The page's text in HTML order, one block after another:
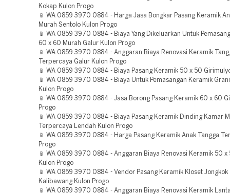
Kokap Kulon Progo
📱 WA 0859 3970 0884 - Harga Jasa Bongkar Pasang Keramik
Murah Sentolo Kulon Progo
📱 WA 0859 3970 0884 - Biaya Yang Dikeluarkan Untuk
60 x 60 Murah Galur Kulon Progo
📱 WA 0859 3970 0884 - Anggaran Biaya Renovasi Keramik
Terpercaya Galur Kulon Progo
📱 WA 0859 3970 0884 - Biaya Pasang Keramik 50 x 50
📱 WA 0859 3970 0884 - Biaya Untuk Pemasangan Keramik
Kulon Progo
📱 WA 0859 3970 0884 - Jasa Borong Pasang Keramik 60 x 60
Progo
📱 WA 0859 3970 0884 - Biaya Pasang Keramik Dinding Kamar
Terpercaya Lendah Kulon Progo
📱 WA 0859 3970 0884 - Harga Pasang Keramik Anak Tangga
Progo
📱 WA 0859 3970 0884 - Anggaran Biaya Renovasi Keramik 50 x
Kulon Progo
📱 WA 0859 3970 0884 - Vendor Pasang Keramik Kloset
Kalibawang Kulon Progo
📱 WA 0859 3970 0884 - Anggaran Biaya Renovasi Keramik